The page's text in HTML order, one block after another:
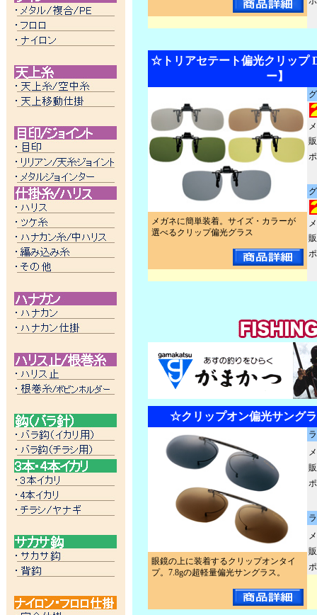
☆トリアセテート偏光クリップ
ー】
メガネに簡単装着。サイズ・カラーが
選べるクリップ偏光グラス
☆クリップオン偏光サング
眼鏡の上に装着するクリップオンタイ
プ。7.8gの超軽量偏光サングラス。